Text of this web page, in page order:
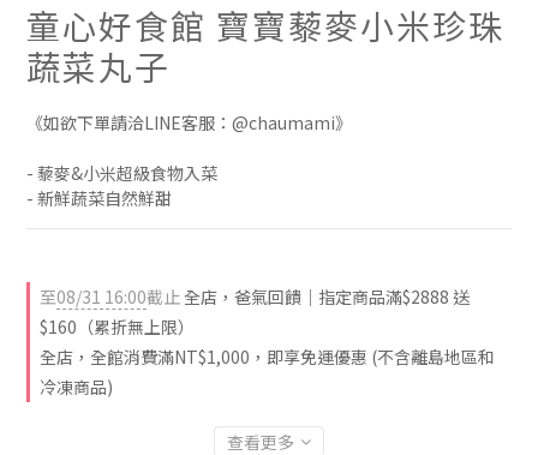
童心好食館 寶寶藜麥小米珍珠
蔬菜丸子
《如欲下單請洽LINE客服：@chaumami》
- 藜麥&小米超級食物入菜
- 新鮮蔬菜自然鮮甜
至08/31 16:00截止 全店，爸氣回饋｜指定商品滿$2888 送
$160（累折無上限）
全店，全館消費滿NT$1,000，即享免運優惠 (不含離島地區和
冷凍商品)
查看更多